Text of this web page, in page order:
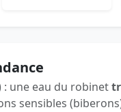
: une eau du robinet
sensibles